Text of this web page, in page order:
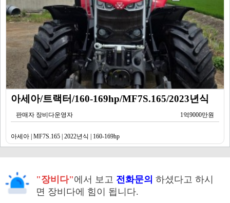
아세아/트랙터/160-169hp/MF7S.165/2023년식
판매자 장비다운영자 1억9000만원
아세아 | MF7S.165 | 2022년식 | 160-169hp
"장비다"에서 보고 전화문의 하셨다고 하시
면 장비다에 힘이 됩니다.